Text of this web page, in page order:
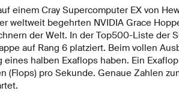
einem Cray Supercomputer EX von
weltweit begehrten NVIDIA Grace
der Welt. In der Top500-Liste der
auf Rang 6 platziert. Beim vollen
halben Exaflops haben. Ein
(Flops) pro Sekunde. Genaue Zahlen